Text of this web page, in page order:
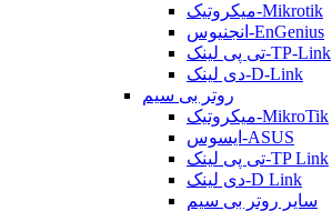
میکروتیک-Mikrotik
انجنیوس-EnGenius
تی پی لینک-TP-Link
دی لینک-D-Link
روتر بی سیم
میکروتیک-MikroTik
ایسوس-ASUS
تی پی لینک-TP Link
دی لینک-D Link
سایر روتر بی سیم